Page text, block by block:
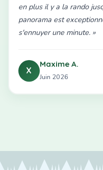
en plus il y a la rando
panorama est
s'ennuyer une minute. »
X
Maxime A.
Juin 2026